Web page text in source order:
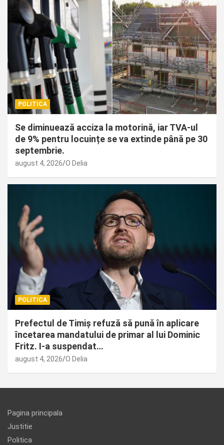
POLITICA
Se diminuează acciza la motorină, iar TVA-ul
de 9% pentru locuințe se va extinde până pe 30
septembrie.
august 4, 2026 O Delia
POLITICA
Prefectul de Timiș refuză să pună în aplicare
încetarea mandatului de primar al lui Dominic
Fritz. I-a suspendat…
august 4, 2026 O Delia
Pagina principala
Justitie
Politica